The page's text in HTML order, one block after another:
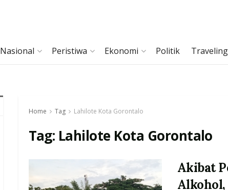
Nasional Peristiwa Ekonomi Politik Traveling
Home Tag Lahilote Kota Gorontalo
Tag: Lahilote Kota Gorontalo
Akibat
Alkohol,